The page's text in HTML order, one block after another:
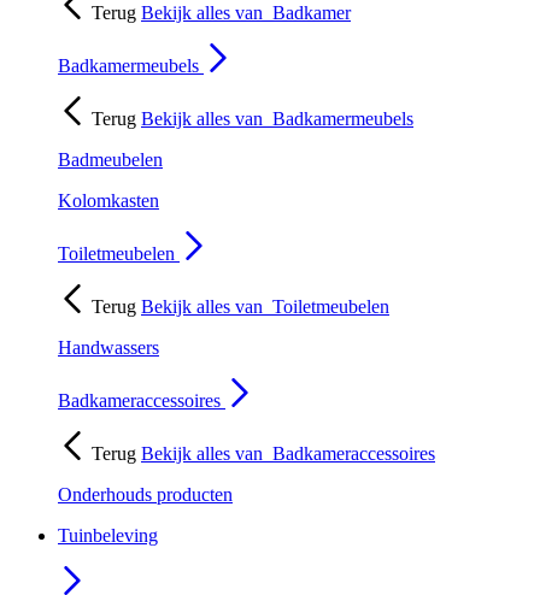
Terug Bekijk alles van Badkamer
Badkamermeubels
Terug Bekijk alles van Badkamermeubels
Badmeubelen
Kolomkasten
Toiletmeubelen
Terug Bekijk alles van Toiletmeubelen
Handwassers
Badkameraccessoires
Terug Bekijk alles van Badkameraccessoires
Onderhouds producten
Tuinbeleving